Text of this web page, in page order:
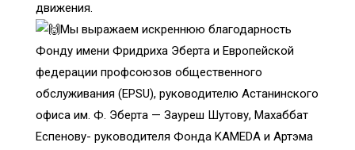
движения.
Мы выражаем искреннюю благодарность
Фонду имени Фридриха Эберта и Европейской
федерации профсоюзов общественного
обслуживания (EPSU), руководителю Астанинского
офиса им. Ф. Эберта — Зауреш Шутову, Махаббат
Еспенову- руководителя Фонда KAMEDA и Артэма